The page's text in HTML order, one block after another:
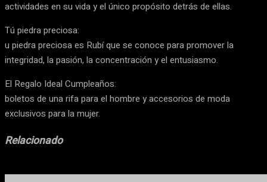
actividades en su vida y el único propósito detrás de ellas.
Tú piedra preciosa:
u piedra preciosa es Rubí que se conoce para promover la
integridad, la pasión, la concentración y el entusiasmo.
El Regalo Ideal Cumpleaños:
boletos de una rifa para el hombre y accesorios de moda
exclusivos para la mujer.
Relacionado